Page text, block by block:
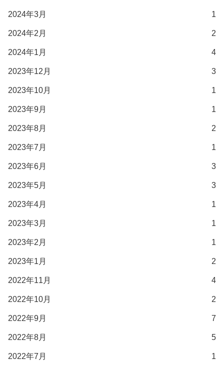
2024年3月 1
2024年2月 2
2024年1月 4
2023年12月 3
2023年10月 1
2023年9月 1
2023年8月 2
2023年7月 1
2023年6月 3
2023年5月 3
2023年4月 1
2023年3月 1
2023年2月 1
2023年1月 2
2022年11月 4
2022年10月 2
2022年9月 7
2022年8月 5
2022年7月 1